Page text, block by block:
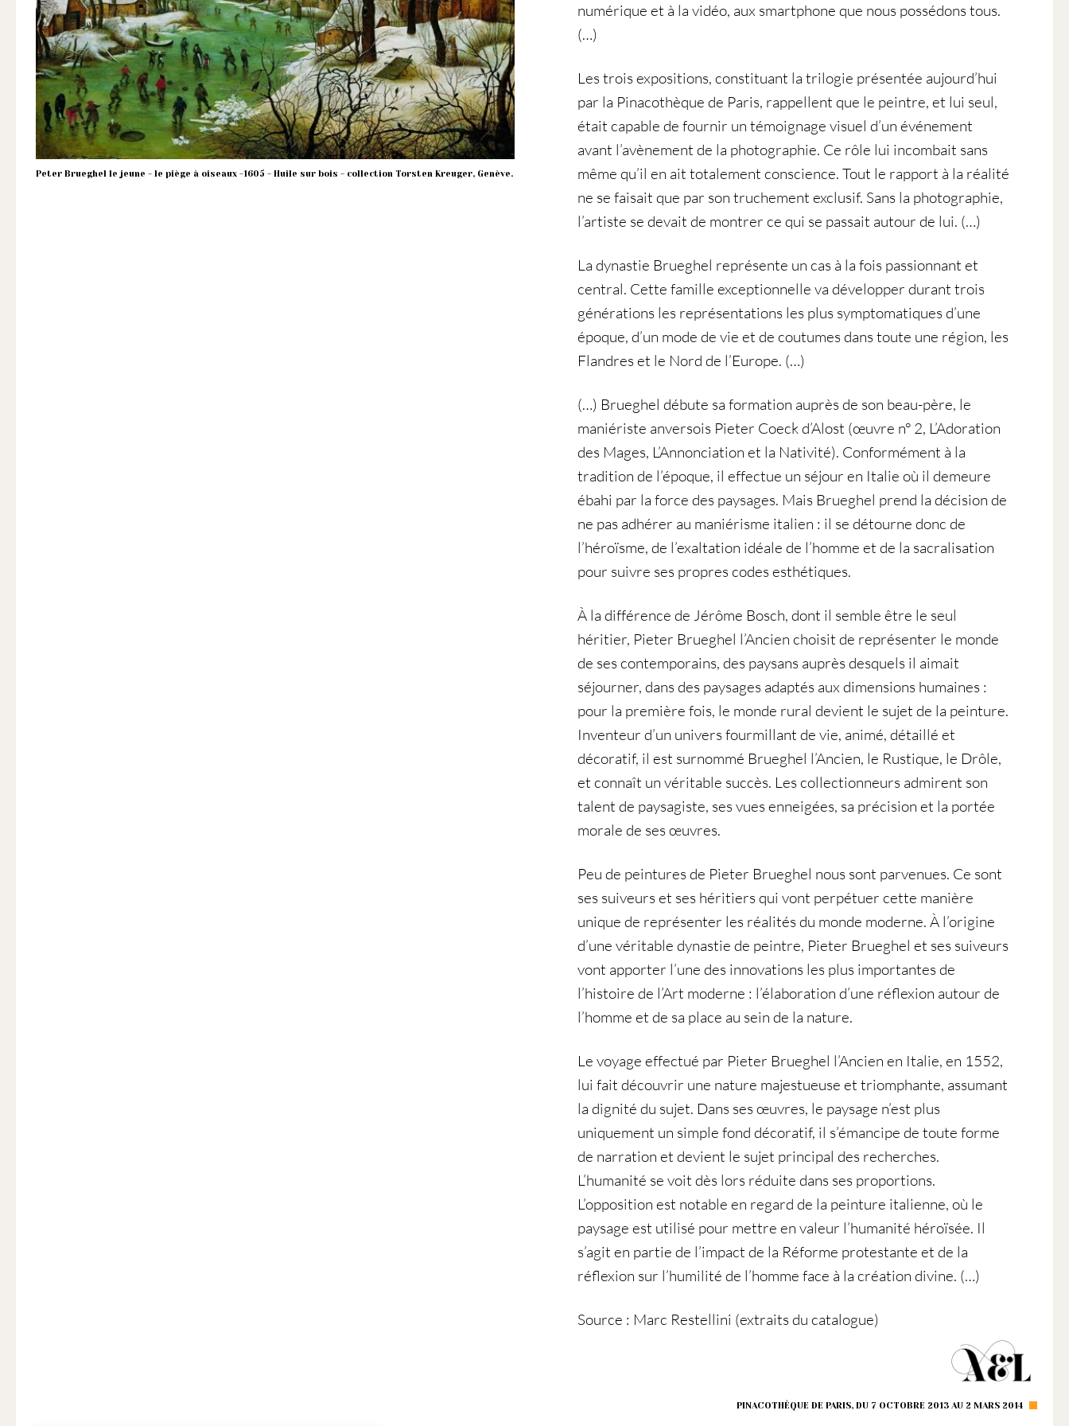
1901
ayant
une
vocation
culturelle.
Peter Brueghel le jeune - le piège à oiseaux -1605 - Huile sur bois - collection Torsten Kreuger, Genève.
numérique et à la vidéo, aux smartphone que nous possédons tous.
(…)
Les trois expositions, constituant la trilogie présentée aujourd’hui
par la Pinacothèque de Paris, rappellent que le peintre, et lui seul,
était capable de fournir un témoignage visuel d’un événement
avant l’avènement de la photographie. Ce rôle lui incombait sans
même qu’il en ait totalement conscience. Tout le rapport à la réalité
ne se faisait que par son truchement exclusif. Sans la photographie,
l’artiste se devait de montrer ce qui se passait autour de lui. (…)
La dynastie Brueghel représente un cas à la fois passionnant et
central. Cette famille exceptionnelle va développer durant trois
générations les représentations les plus symptomatiques d’une
époque, d’un mode de vie et de coutumes dans toute une région, les
Flandres et le Nord de l’Europe. (…)
(…) Brueghel débute sa formation auprès de son beau-père, le
maniériste anversois Pieter Coeck d’Alost (œuvre n° 2, L’Adoration
des Mages, L’Annonciation et la Nativité). Conformément à la
tradition de l’époque, il effectue un séjour en Italie où il demeure
ébahi par la force des paysages. Mais Brueghel prend la décision de
ne pas adhérer au maniérisme italien : il se détourne donc de
l’héroïsme, de l’exaltation idéale de l’homme et de la sacralisation
pour suivre ses propres codes esthétiques.
À la différence de Jérôme Bosch, dont il semble être le seul
héritier, Pieter Brueghel l’Ancien choisit de représenter le monde
de ses contemporains, des paysans auprès desquels il aimait
séjourner, dans des paysages adaptés aux dimensions humaines :
pour la première fois, le monde rural devient le sujet de la peinture.
Inventeur d’un univers fourmillant de vie, animé, détaillé et
décoratif, il est surnommé Brueghel l’Ancien, le Rustique, le Drôle,
et connaît un véritable succès. Les collectionneurs admirent son
talent de paysagiste, ses vues enneigées, sa précision et la portée
morale de ses œuvres.
Peu de peintures de Pieter Brueghel nous sont parvenues. Ce sont
ses suiveurs et ses héritiers qui vont perpétuer cette manière
unique de représenter les réalités du monde moderne. À l’origine
d’une véritable dynastie de peintre, Pieter Brueghel et ses suiveurs
vont apporter l’une des innovations les plus importantes de
l’histoire de l’Art moderne : l’élaboration d’une réflexion autour de
l’homme et de sa place au sein de la nature.
Le voyage effectué par Pieter Brueghel l’Ancien en Italie, en 1552,
lui fait découvrir une nature majestueuse et triomphante, assumant
la dignité du sujet. Dans ses œuvres, le paysage n’est plus
uniquement un simple fond décoratif, il s’émancipe de toute forme
de narration et devient le sujet principal des recherches.
L’humanité se voit dès lors réduite dans ses proportions.
L’opposition est notable en regard de la peinture italienne, où le
paysage est utilisé pour mettre en valeur l’humanité héroïsée. Il
s’agit en partie de l’impact de la Réforme protestante et de la
réflexion sur l’humilité de l’homme face à la création divine. (…)
Source : Marc Restellini (extraits du catalogue)
PINACOTHÈQUE DE PARIS, DU 7 OCTOBRE 2013 AU 2 MARS 2014